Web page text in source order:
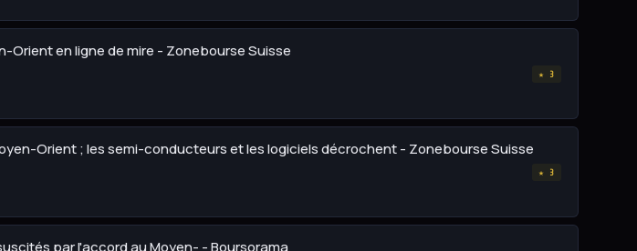
Orient en ligne de mire - Zonebourse Suisse
★ 3
Orient ; les semi-conducteurs et les logiciels décrochent - Zonebourse Suisse
★ 3
par l'accord au Moyen- - Boursorama